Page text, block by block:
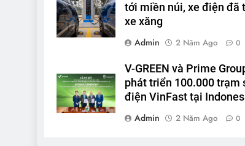
tới miền núi, xe điện đã
xe xăng
Admin
2 Năm Ago 0
V-GREEN và Prime
phát triển 100.000 trạm
điện VinFast tại
Admin
2 Năm Ago 0